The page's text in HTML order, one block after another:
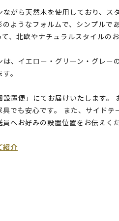
がら天然木を使用しており、ス
ようなフォルムで、シンプルで
、北欧やナチュラルスタイルの
は、イエロー・グリーン・グレー
。
設置便」にてお届けいたします。
でも安心です。 また、サイド
へお好みの設置位置をお伝えくだ
紹介